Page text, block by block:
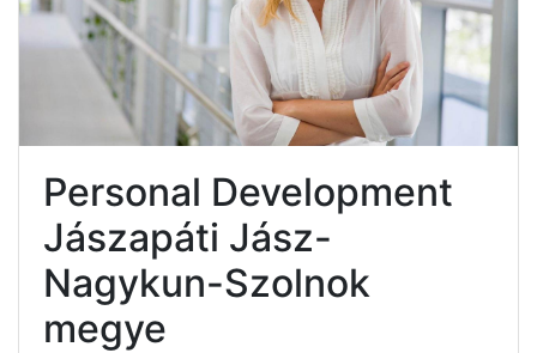
Personal Development
Jászapáti Jász-
Nagykun-Szolnok
megye